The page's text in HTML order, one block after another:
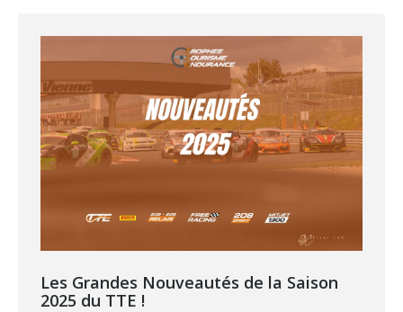
Les Grandes Nouveautés de la Saison
2025 du TTE !